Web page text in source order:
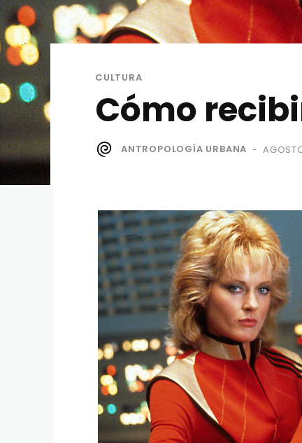
CULTURA
Cómo
ANTROPOLOGÍA URBANA -